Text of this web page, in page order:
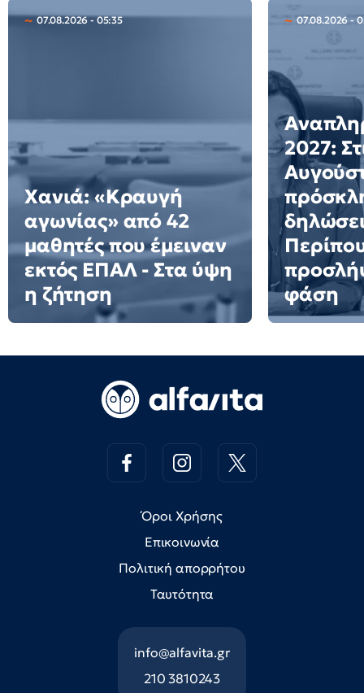
07.08.2026 - 05:35
Χανιά: «Κραυγή
αγωνίας» από 42
μαθητές που έμειναν
εκτός ΕΠΑΛ - Στα ύψη
η ζήτηση
07.08.2026 -
2027:
φάση
Όροι Χρήσης
Επικοινωνία
Πολιτική απορρήτου
Ταυτότητα
info@alfavita.gr
210 3810243